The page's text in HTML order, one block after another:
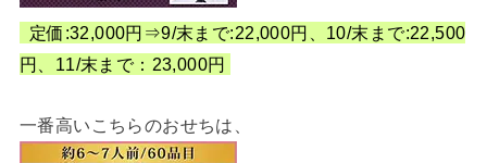
定価:32,000円⇒9/末まで:22,000円、10/末まで:22,500
円、11/末まで：23,000円
一番高いこちらのおせちは、